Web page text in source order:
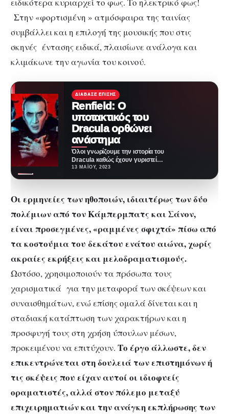
Στην «φορτισμένη » ατμόσφαιρα της ταινίας
συμβάλλει και η επιλογή της μουσικής που στις
σκηνές έντασης ειδικά, πλαισίωνε ανάλογα και
κλιμάκωνε την αγωνία του κοινού.
ΔΙΆΒΑΣΕ ΕΠΊΣΗΣ
Renfield: Ο
υποτακτικός του
Dracula ορθώνει
ανάστημα
Όλοι γνωρίζουμε την ιστορία του
Dracula καθώς έχουν γυριστεί
άπειρες ταινίες γ’ αυτήν. Πόσα
13 ΜΑΪ́ΟΥ, 2023
Οι ερμηνείες των ηθοποιών, ιδιαιτέρως των δύο
πολέμιων από τον Κάμπερμπατς και Σάνον,
είναι προσεγμένες, «ραμμένες σφιχτά» πίσω από
τα κοστούμια του δεκάτου ενάτου αιώνα, χωρίς
ακραίες εκρήξεις και μελοδραματισμούς.
Ωστόσο, χρησιμοποιούν τα πρόσωπα τους
χαρισματικά για την μεταφορά των σκέψεων και
συναισθημάτων, ενώ επίσης ομαλά δίνεται και η
σταδιακή κατάπτωση των χαρακτήρων και η
προσφυγή τους στη χρήση ύπουλων μέσων,
προκειμένου να επιτύχουν. Το έργο άλλωστε, δεν
επικεντρώνεται στη δουλειά των επιστημόνων ή
τις σκέψεις που είχαν αυτοί οι ιδιοφυείς
οραματιστές, αλλά στον πόλεμο μεταξύ
επιχειρηματιών και την ανάγκη εκπλήρωσης των